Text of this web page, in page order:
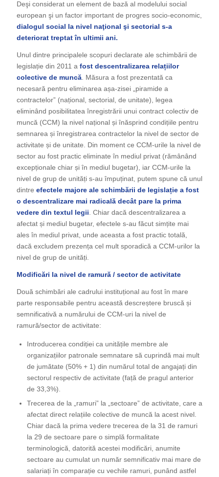
Deşi considerat un element de bază al modelului social
european şi un factor important de progres socio-economic,
dialogul social la nivel naţional şi sectorial s-a
deteriorat treptat în ultimii ani.
Unul dintre principalele scopuri declarate ale schimbării de
legislație din 2011 a fost descentralizarea relațiilor
colective de muncă. Măsura a fost prezentată ca
necesară pentru eliminarea așa-zisei „piramide a
contractelor” (național, sectorial, de unitate), legea
eliminând posibilitatea înregistrării unui contract colectiv de
muncă (CCM) la nivel național și înăsprind condițiile pentru
semnarea și înregistrarea contractelor la nivel de sector de
activitate și de unitate. Din moment ce CCM-urile la nivel de
sector au fost practic eliminate în mediul privat (rămânând
excepționale chiar și în mediul bugetar), iar CCM-urile la
nivel de grup de unități s-au împuținat, putem spune că unul
dintre efectele majore ale schimbării de legislație a fost
o descentralizare mai radicală decât pare la prima
vedere din textul legii. Chiar dacă descentralizarea a
afectat și mediul bugetar, efectele s-au făcut simțite mai
ales în mediul privat, unde aceasta a fost practic totală,
dacă excludem prezența cel mult sporadică a CCM-urilor la
nivel de grup de unități.
Modificări la nivel de ramură / sector de activitate
Două schimbări ale cadrului instituțional au fost în mare
parte responsabile pentru această descreștere bruscă și
semnificativă a numărului de CCM-uri la nivel de
ramură/sector de activitate:
Introducerea condiției ca unitățile membre ale
organizațiilor patronale semnatare să cuprindă mai mult
de jumătate (50% + 1) din numărul total de angajați din
sectorul respectiv de activitate (față de pragul anterior
de 33,3%).
Trecerea de la „ramuri” la „sectoare” de activitate, care a
afectat direct relațiile colective de muncă la acest nivel.
Chiar dacă la prima vedere trecerea de la 31 de ramuri
la 29 de sectoare pare o simplă formalitate
terminologică, datorită acestei modificări, anumite
sectoare au cumulat un număr semnificativ mai mare de
salariați în comparație cu vechile ramuri, punând astfel